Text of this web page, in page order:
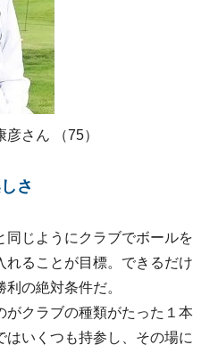
さん （75）
さ
じようにクラブでボールを
れることが目標。できるだけ
の絶対条件だ。
クラブの種類がたった１本
はいくつも持参し、その場に